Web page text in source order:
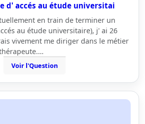
d' accés au étude universitai
en train de terminer un
au étude universitaire), j' ai 26
vivement me diriger dans le métier
Voir l'Question